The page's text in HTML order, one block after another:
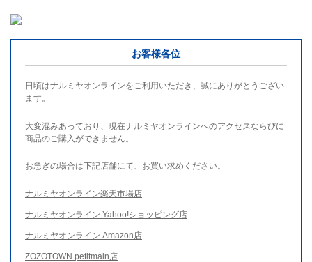
お客様各位
日頃はナルミヤオンラインをご利用いただき、誠にありがとうござい
ます。
大変混みあっており、現在ナルミヤオンラインへのアクセスならびに
商品のご購入ができません。
お急ぎの場合は下記店舗にて、お買い求めください。
ナルミヤオンライン楽天市場店
ナルミヤオンライン Yahoo!ショッピング店
ナルミヤオンライン Amazon店
ZOZOTOWN petitmain店